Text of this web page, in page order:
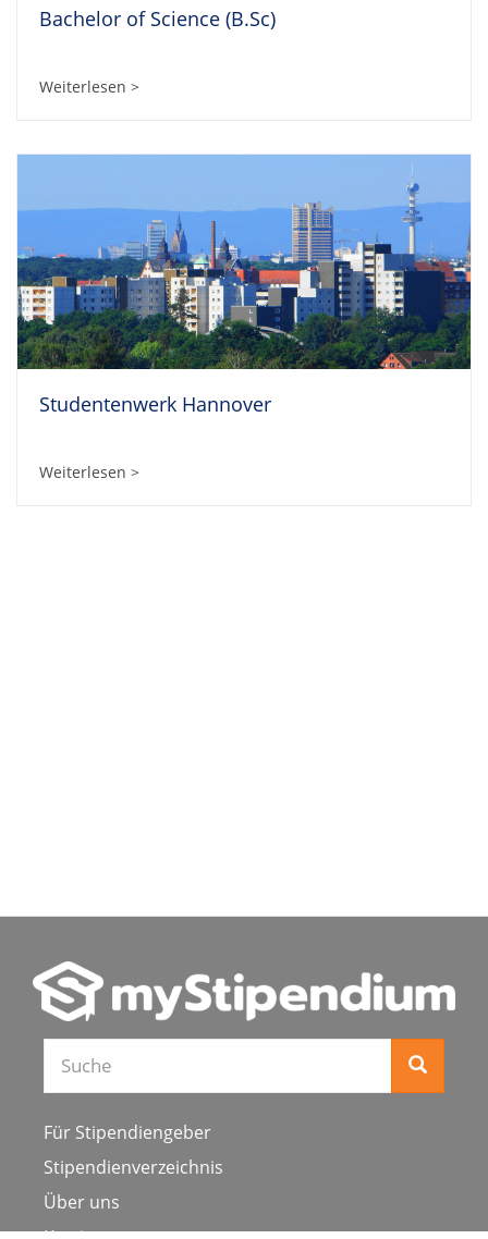
Bachelor of Science (B.Sc)
Weiterlesen >
Studentenwerk Hannover
Weiterlesen >
Suche
Für Stipendiengeber
Stipendienverzeichnis
Über uns